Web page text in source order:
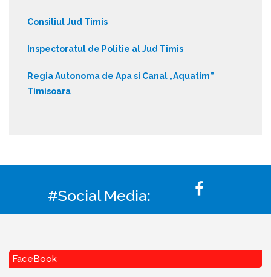
Consiliul Jud Timis
Inspectoratul de Politie al Jud Timis
Regia Autonoma de Apa si Canal „Aquatim”
Timisoara
#Social Media:
FaceBook